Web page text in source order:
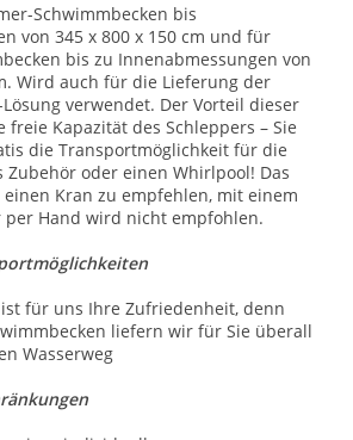
Schwimmbecken bis
von 345 x 800 x 150 cm und für
bis zu Innenabmessungen von
Wird auch für die Lieferung der
verwendet. Der Vorteil dieser
Kapazität des Schleppers – Sie
die Transportmöglichkeit für die
Zubehör oder einen Whirlpool! Das
Kran zu empfehlen, mit einem
per Hand wird nicht empfohlen.
für uns Ihre Zufriedenheit, denn
liefern wir für Sie überall
Wasserweg